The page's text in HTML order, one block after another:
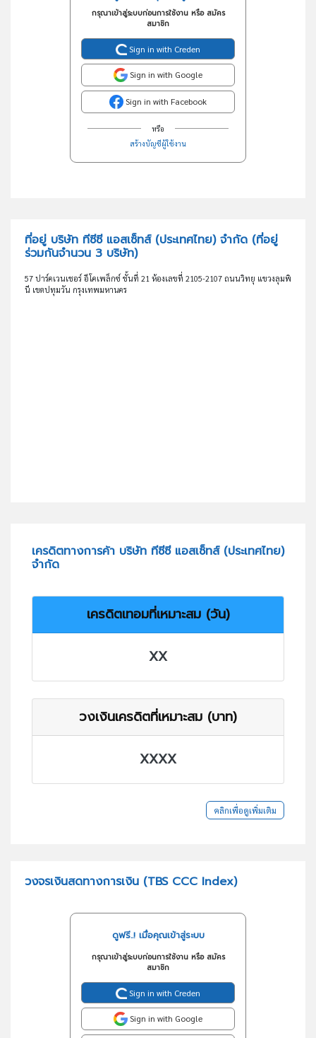
กรุณาเข้าสู่ระบบก่อนการใช้งาน หรือ สมัคร
สมาชิก
Sign in with Creden
Sign in with Google
Sign in with Facebook
หรือ
สร้างบัญชีผู้ใช้งาน
ที่อยู่ บริษัท ทีซีซี แอสเซ็ทส์ (ประเทศไทย) จำกัด (ที่อยู่
ร่วมกันจำนวน 3 บริษัท)
57 ปาร์คเวนเชอร์ อีโคเพล็กซ์ ชั้นที่ 21 ห้องเลขที่ 2105-2107 ถนนวิทยุ แขวงลุมพิ
นี เขตปทุมวัน กรุงเทพมหานคร
เครดิตทางการค้า บริษัท ทีซีซี แอสเซ็ทส์ (ประเทศไทย)
จำกัด
เครดิตเทอมที่เหมาะสม (วัน)
XX
วงเงินเครดิตที่เหมาะสม (บาท)
XXXX
คลิกเพื่อดูเพิ่มเติม
วงจรเงินสดทางการเงิน (TBS CCC Index)
ดูฟรี..! เมื่อคุณเข้าสู่ระบบ
กรุณาเข้าสู่ระบบก่อนการใช้งาน หรือ สมัคร
สมาชิก
Sign in with Creden
Sign in with Google